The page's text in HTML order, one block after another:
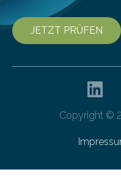
JETZT PRÜFEN
Copyright ©